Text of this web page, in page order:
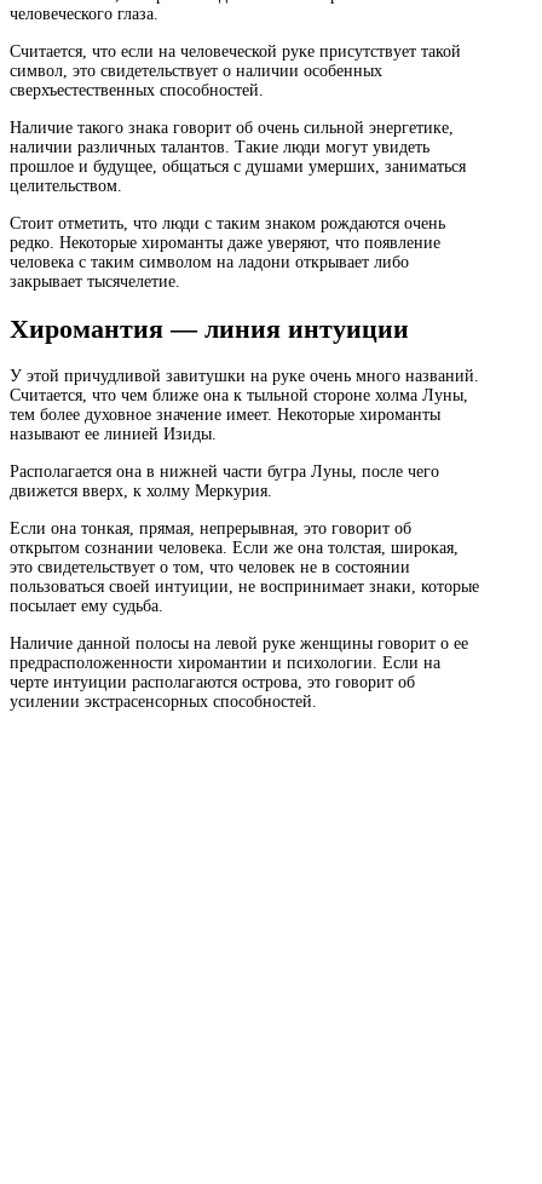
человеческого глаза.
Считается, что если на человеческой руке присутствует такой
символ, это свидетельствует о наличии особенных
сверхъестественных способностей.
Наличие такого знака говорит об очень сильной энергетике,
наличии различных талантов. Такие люди могут увидеть
прошлое и будущее, общаться с душами умерших, заниматься
целительством.
Стоит отметить, что люди с таким знаком рождаются очень
редко. Некоторые хироманты даже уверяют, что появление
человека с таким символом на ладони открывает либо
закрывает тысячелетие.
Хиромантия — линия интуиции
У этой причудливой завитушки на руке очень много названий.
Считается, что чем ближе она к тыльной стороне холма Луны,
тем более духовное значение имеет. Некоторые хироманты
называют ее линией Изиды.
Располагается она в нижней части бугра Луны, после чего
движется вверх, к холму Меркурия.
Если она тонкая, прямая, непрерывная, это говорит об
открытом сознании человека. Если же она толстая, широкая,
это свидетельствует о том, что человек не в состоянии
пользоваться своей интуиции, не воспринимает знаки, которые
посылает ему судьба.
Наличие данной полосы на левой руке женщины говорит о ее
предрасположенности хиромантии и психологии. Если на
черте интуиции располагаются острова, это говорит об
усилении экстрасенсорных способностей.